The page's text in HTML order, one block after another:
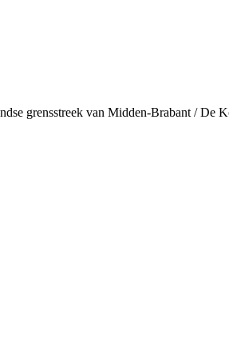
grensstreek van Midden-Brabant / De